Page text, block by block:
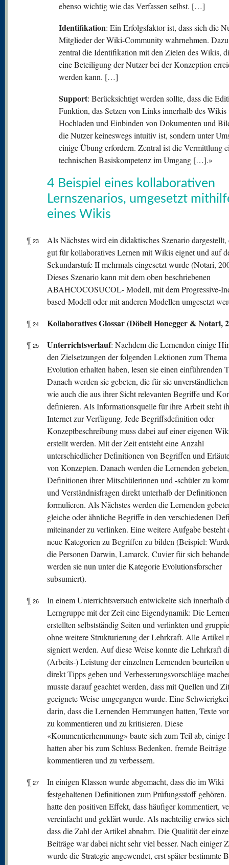
ebenso wichtig wie das Verfassen selbst. […]
Identifikation: Ein Erfolgsfaktor ist, dass sich die
Mitglieder der Wiki-Community wahrnehmen.
zentral die Identifikation mit den Zielen des Wikis,
eine Beteiligung der Nutzer bei der Konzeption
werden kann. […]
Support: Berücksichtigt werden sollte, dass die
Funktion, das Setzen von Links innerhalb des Wikis
Hochladen und Einbinden von Dokumenten und
die Nutzer keineswegs intuitiv ist, sondern unter
einige Übung erfordern. Zentral ist die Vermittlung
technischen Basiskompetenz im Umgang […].»
4 Beispiel eines kollaborativen
Lernszenarios, umgesetzt
eines Wikis
¶ 23
Als Nächstes wird ein didaktisches Szenario dargestellt,
gut für kollaboratives Lernen mit Wikis eignet und auf
Sekundarstufe II mehrmals eingesetzt wurde (Notari,
Dieses Szenario kann mit dem oben beschriebenen
ABAHCOCOSUCOL- Modell, mit dem Progressive-
based-Modell oder mit anderen Modellen umgesetzt
¶ 24 Kollaboratives Glossar (Döbeli Honegger & Notari,
¶ 25 Unterrichtsverlauf: Nachdem die Lernenden einige
den Zielsetzungen der folgenden Lektionen zum Thema
Evolution erhalten haben, lesen sie einen einführenden
Danach werden sie gebeten, die für sie
wie auch die aus ihrer Sicht relevanten Begriffe und
definieren. Als Informationsquelle für ihre Arbeit steht
Internet zur Verfügung. Jede Begriffsdefinition oder
Konzeptbeschreibung muss dabei auf einer eigenen
erstellt werden. Mit der Zeit entsteht eine Anzahl
unterschiedlicher Definitionen von Begriffen und
von Konzepten. Danach werden die Lernenden gebeten,
Definitionen ihrer Mitschülerinnen und -schüler zu
und Verständnisfragen direkt unterhalb der Definitionen
formulieren. Als Nächstes werden die Lernenden
gleiche oder ähnliche Begriffe in den verschiedenen
miteinander zu verlinken. Eine weitere Aufgabe besteht
neue Kategorien zu Begriffen zu bilden (Beispiel:
die Personen Darwin, Lamarck, Cuvier für sich
werden sie nun unter die Kategorie Evolutionsforscher
subsumiert).
¶ 26
In einem Unterrichtsversuch entwickelte sich innerhalb
Lerngruppe mit der Zeit eine Eigendynamik: Die
erstellten selbstständig Seiten und verlinkten und
ohne weitere Strukturierung der Lehrkraft. Alle Artikel
signiert werden. Auf diese Weise konnte die Lehrkraft
(Arbeits-) Leistung der einzelnen Lernenden beurteilen
direkt Tipps geben und Verbesserungsvorschläge
musste darauf geachtet werden, dass mit Quellen und
geeignete Weise umgegangen wurde. Eine
darin, dass die Lernenden Hemmungen hatten, Texte
zu kommentieren und zu kritisieren. Diese
«Kommentierhemmung» baute sich zum Teil ab, einige
hatten aber bis zum Schluss Bedenken, fremde Beiträge
kommentieren und zu verbessern.
¶ 27
In einigen Klassen wurde abgemacht, dass die im Wiki
festgehaltenen Definitionen zum Prüfungsstoff gehören.
hatte den positiven Effekt, dass häufiger kommentiert,
vereinfacht und geklärt wurde. Als nachteilig erwies
dass die Zahl der Artikel abnahm. Die Qualität der
Beiträge war dabei nicht sehr viel besser. Nach einiger
wurde die Strategie angewendet, erst später bestimmte